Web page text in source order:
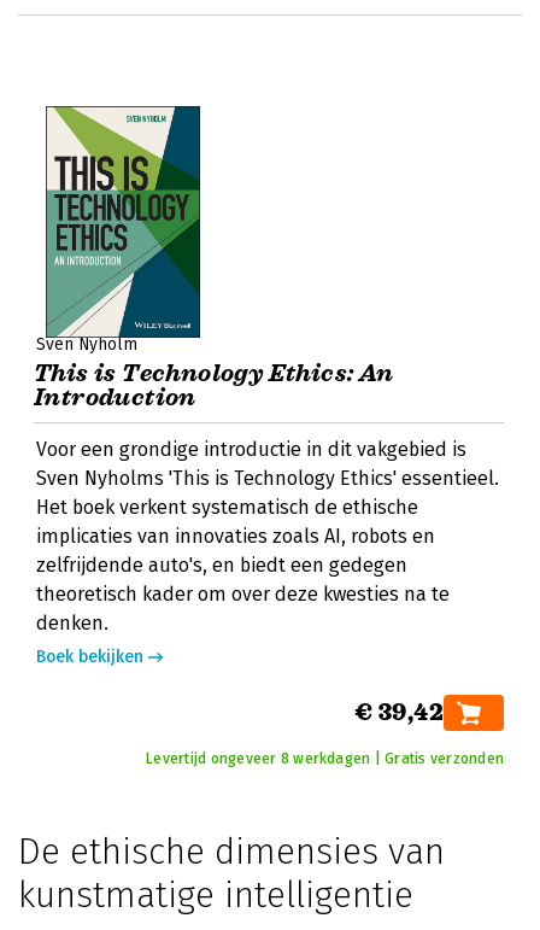
Sven Nyholm
This is Technology Ethics: An
Introduction
Voor een grondige introductie in dit vakgebied is
Sven Nyholms 'This is Technology Ethics' essentieel.
Het boek verkent systematisch de ethische
implicaties van innovaties zoals AI, robots en
zelfrijdende auto's, en biedt een gedegen
theoretisch kader om over deze kwesties na te
denken.
Boek bekijken
€ 39,42
Levertijd ongeveer 8 werkdagen | Gratis verzonden
De ethische dimensies van
kunstmatige intelligentie